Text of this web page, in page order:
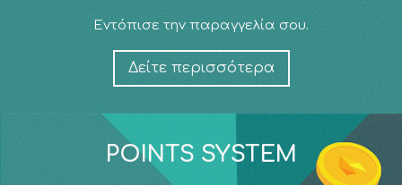
Εντόπισε την παραγγελία σου.
Δείτε περισσότερα
POINTS SYSTEM